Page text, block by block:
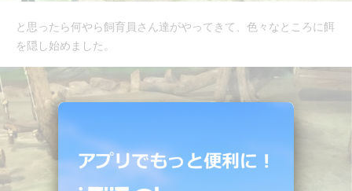
と思ったら何やら飼育員さん達がやってきて、色々なところに餌
を隠し始めました。